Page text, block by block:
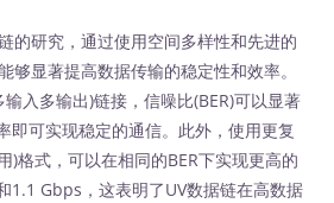
研究，通过使用空间多样性和先进的
够显著提高数据传输的稳定性和效率。
入多输出)链接，信噪比(BER)可以显著
即可实现稳定的通信。此外，使用更复
)格式，可以在相同的BER下实现更高的
1.1 Gbps，这表明了UV数据链在高数据